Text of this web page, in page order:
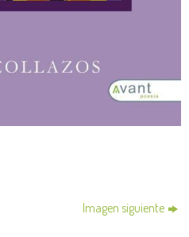
Imagen siguiente